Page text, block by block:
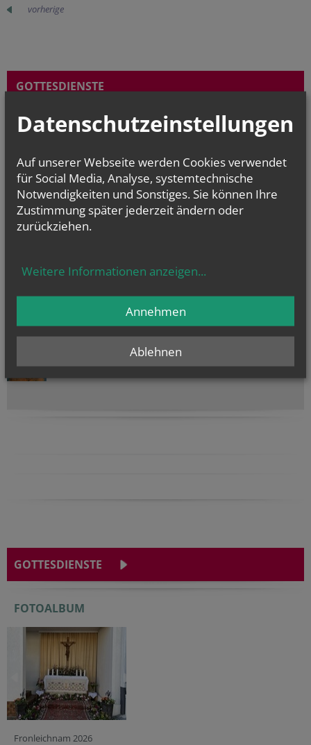
vorherige
GOTTESDIENSTE
in der Nähe
nach Plz
TERMINE
Fr.., 14. August 2026 18:30
NAMENSTAGE
Hl. Laurentius, Hl. Asteria, Hl. Erik, Hl. Plektrudis
GOTTESDIENSTE
FOTOALBUM
Fronleichnam 2026
Datenschutzeinstellungen
Auf unserer Webseite werden Cookies verwendet
für Social Media, Analyse, systemtechnische
Notwendigkeiten und Sonstiges. Sie können Ihre
Zustimmung später jederzeit ändern oder
zurückziehen.
Weitere Informationen anzeigen...
Ablehnen
Annehmen